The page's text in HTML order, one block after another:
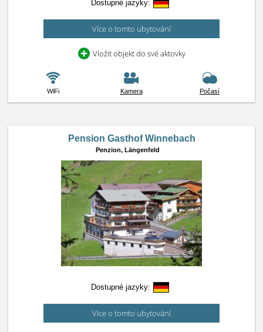
Dostupné jazyky:
Více o tomto ubytování
Vložit objekt do své aktovky
WiFi Kamera Počasí
Pension Gasthof Winnebach
Penzion, Längenfeld
Dostupné jazyky:
Více o tomto ubytování